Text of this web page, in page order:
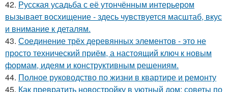
42. Русская усадьба с её утончённым интерьером
вызывает восхищение - здесь чувствуется масштаб, вкус
и внимание к деталям.
43. Соединение трёх деревянных элементов - это не
просто технический приём, а настоящий ключ к новым
формам, идеям и конструктивным решениям.
44. Полное руководство по жизни в квартире и ремонту
45. Как превратить новостройку в уютный дом: советы по